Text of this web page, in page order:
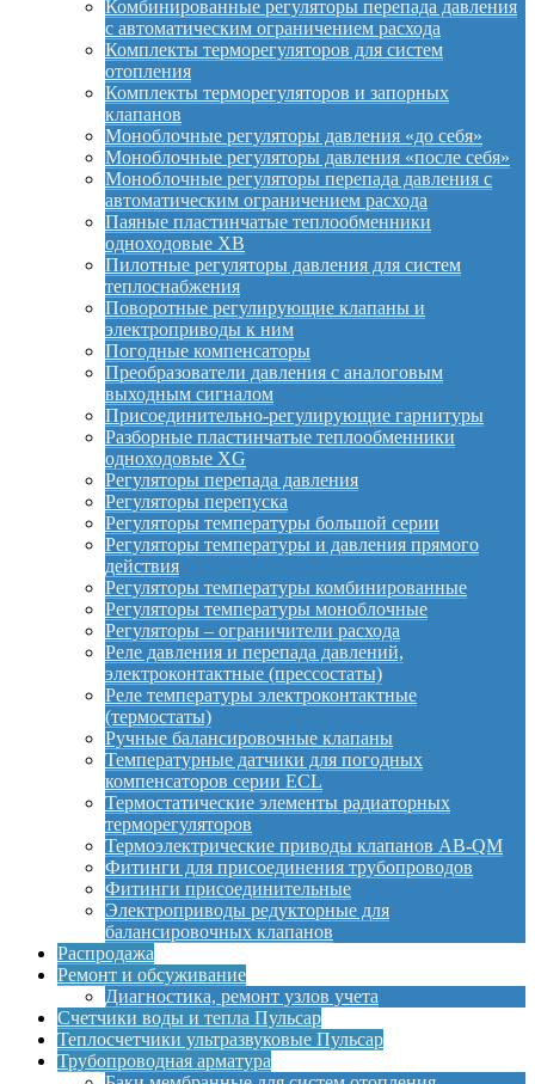
Комбинированные регуляторы перепада давления
с автоматическим ограничением расхода
Комплекты терморегуляторов для систем
отопления
Комплекты терморегуляторов и запорных
клапанов
Моноблочные регуляторы давления «до себя»
Моноблочные регуляторы давления «после себя»
Моноблочные регуляторы перепада давления с
автоматическим ограничением расхода
Паяные пластинчатые теплообменники
одноходовые XB
Пилотные регуляторы давления для систем
теплоснабжения
Поворотные регулирующие клапаны и
электроприводы к ним
Погодные компенсаторы
Преобразователи давления с аналоговым
выходным сигналом
Присоединительно-регулирующие гарнитуры
Разборные пластинчатые теплообменники
одноходовые XG
Регуляторы перепада давления
Регуляторы перепуска
Регуляторы температуры большой серии
Регуляторы температуры и давления прямого
действия
Регуляторы температуры комбинированные
Регуляторы температуры моноблочные
Регуляторы – ограничители расхода
Реле давления и перепада давлений,
электроконтактные (прессостаты)
Реле температуры электроконтактные
(термостаты)
Ручные балансировочные клапаны
Температурные датчики для погодных
компенсаторов серии ECL
Термостатические элементы радиаторных
терморегуляторов
Термоэлектрические приводы клапанов AB-QM
Фитинги для присоединения трубопроводов
Фитинги присоединительные
Электроприводы редукторные для
балансировочных клапанов
Распродажа
Ремонт и обсуживание
Диагностика, ремонт узлов учета
Счетчики воды и тепла Пульсар
Теплосчетчики ультразвуковые Пульсар
Трубопроводная арматура